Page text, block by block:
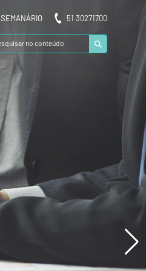
SEMANÁRIO 51 30271700